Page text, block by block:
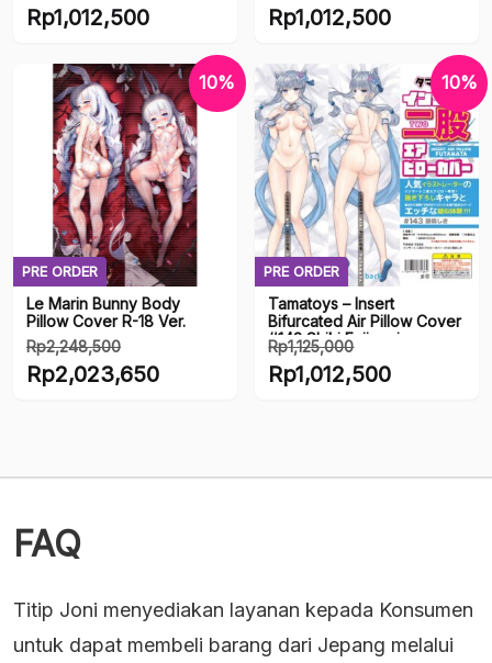
Harga
adalah:
Rp1,125,000.
Rp1,012,500
saat
adalah:
Rp1,012,500.
Harga
adalah:
Rp1,125,000.
Rp1,012,500
saat
ini
adalah:
Rp1,012,500.
PRE ORDER
10%
Le Marin Bunny Body
Pillow Cover R-18 Ver.
Rp2,248,500
Harga
Rp2,023,650
adalah:
PRE ORDER
10%
Tamatoys – Insert
Bifurcated Air Pillow Cover
#143 Shiki Fujimori
Rp1,125,000
Harga
Rp1,012,500
adalah:
FAQ
Titip Joni menyediakan layanan kepada Konsumen
untuk dapat membeli barang dari Jepang melalui